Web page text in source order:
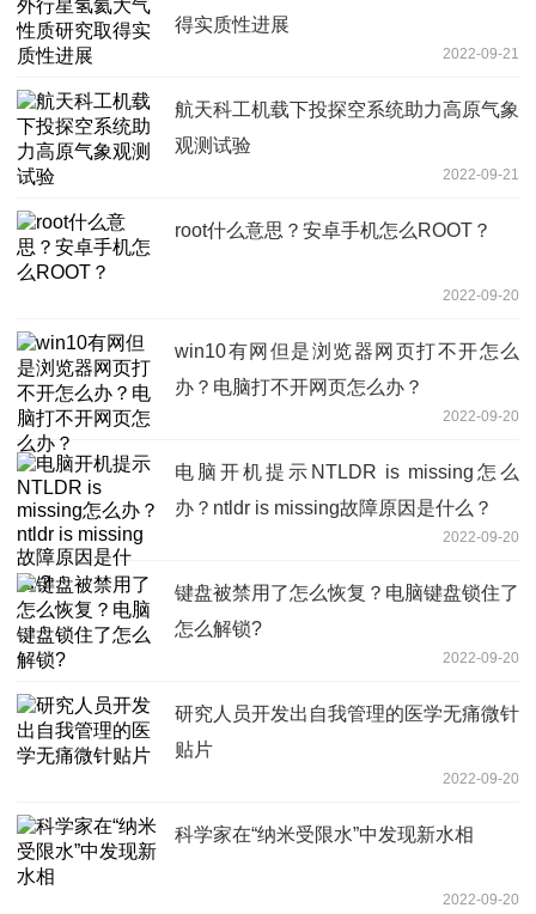
得实质性进展
2022-09-21
航天科工机载下投探空系统助力高原气象
观测试验
2022-09-21
root什么意思？安卓手机怎么ROOT？
2022-09-20
win10有网但是浏览器网页打不开怎么
办？电脑打不开网页怎么办？
2022-09-20
电脑开机提示NTLDR is missing怎么
办？ntldr is missing故障原因是什么？
2022-09-20
键盘被禁用了怎么恢复？电脑键盘锁住了
怎么解锁?
2022-09-20
研究人员开发出自我管理的医学无痛微针
贴片
2022-09-20
科学家在“纳米受限水”中发现新水相
2022-09-20